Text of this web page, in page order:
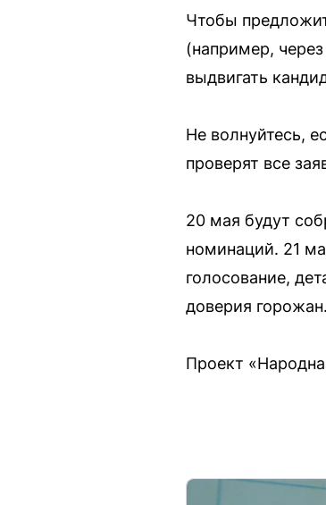
Чтобы
(например,
выдвигать
Не волнуйтесь,
проверят все
20 мая будут
номинаций. 21
голосование,
доверия горожан.
Проект